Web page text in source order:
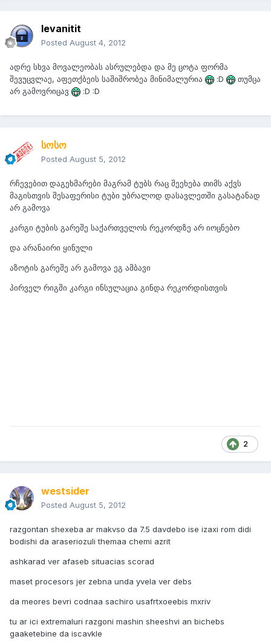
levanitit
Posted August 4, 2012
ადრე სხვა მოვალეობას ასრულებდა და მე ცოტა ფორმა
შევუცვლაე, აფეთქბეის საშიშრობეა მინიმალურია
:D
თუმცა
არ გამოვრიცავ
:D :D
სოსო
Posted August 5, 2012
რჩევებით დაგეხმარები მაგრამ ტუბს რაც შეეხება თიმს აქვს
მაგისთვის შესაფერისი ტუბი უბრალოდ დასავლეთში გასატანად
არ გამოვა
კარგი ტუბის გარეშე საქართველოს რეკორდზე არ იოცნებო
და არანაირი ყინული
აზოტის გარეშე არ გამოვა ეგ ამბავი
პირველ რიგში კარგი ინსულაცია გინდა რეკორდისთვის
2
westsider
Posted August 5, 2012
razgontan shexeba ar makvso da 7.5 davdebo ise izaxi rom didi
bodishi da araseriozuli themaa chemi azrit
ashkarad ver afaseb situacias scorad
maset procesors jer zebna unda yvela ver debs
da meores bevri codnaa sachiro usafrtxoeebis mxriv
tu ar ici extremaluri razgoni mashin sheeshvi an bichebs
gaaketebine da iscavkle